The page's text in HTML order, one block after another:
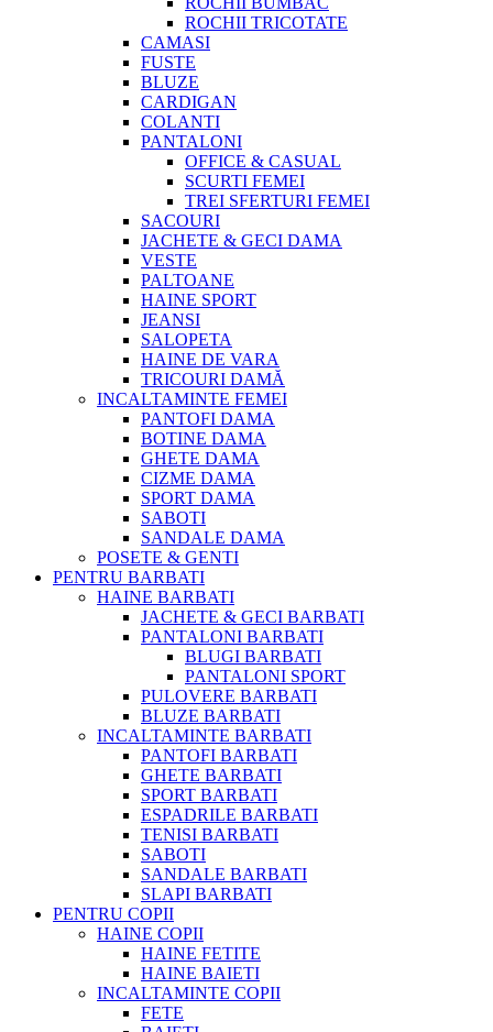
ROCHII TRICOTATE
CAMASI
FUSTE
BLUZE
CARDIGAN
COLANTI
PANTALONI
OFFICE & CASUAL
SCURTI FEMEI
TREI SFERTURI FEMEI
SACOURI
JACHETE & GECI DAMA
VESTE
PALTOANE
HAINE SPORT
JEANSI
SALOPETA
HAINE DE VARA
TRICOURI DAMĂ
INCALTAMINTE FEMEI
PANTOFI DAMA
BOTINE DAMA
GHETE DAMA
CIZME DAMA
SPORT DAMA
SABOTI
SANDALE DAMA
POSETE & GENTI
PENTRU BARBATI
HAINE BARBATI
JACHETE & GECI BARBATI
PANTALONI BARBATI
BLUGI BARBATI
PANTALONI SPORT
PULOVERE BARBATI
BLUZE BARBATI
INCALTAMINTE BARBATI
PANTOFI BARBATI
GHETE BARBATI
SPORT BARBATI
ESPADRILE BARBATI
TENISI BARBATI
SABOTI
SANDALE BARBATI
SLAPI BARBATI
PENTRU COPII
HAINE COPII
HAINE FETITE
HAINE BAIETI
INCALTAMINTE COPII
FETE